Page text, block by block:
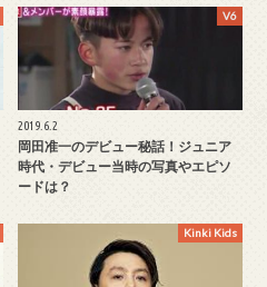
V6
2019.6.2
岡田准一のデビュー秘話！ジュニア
時代・デビュー当時の写真やエピソ
ードは？
Kinki Kids